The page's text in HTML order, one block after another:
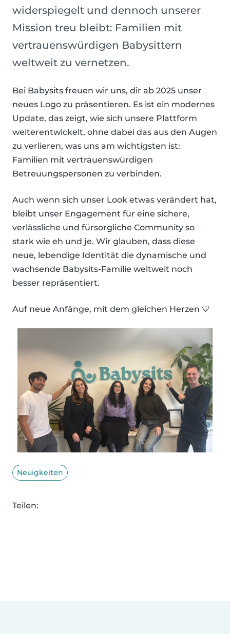
widerspiegelt und dennoch unserer
Mission treu bleibt: Familien mit
vertrauenswürdigen Babysittern
weltweit zu vernetzen.
Bei Babysits freuen wir uns, dir ab 2025 unser
neues Logo zu präsentieren. Es ist ein modernes
Update, das zeigt, wie sich unsere Plattform
weiterentwickelt, ohne dabei das aus den Augen
zu verlieren, was uns am wichtigsten ist:
Familien mit vertrauenswürdigen
Betreuungspersonen zu verbinden.
Auch wenn sich unser Look etwas verändert hat,
bleibt unser Engagement für eine sichere,
verlässliche und fürsorgliche Community so
stark wie eh und je. Wir glauben, dass diese
neue, lebendige Identität die dynamische und
wachsende Babysits-Familie weltweit noch
besser repräsentiert.
Auf neue Anfänge, mit dem gleichen Herzen 💙
Neuigkeiten
Teilen: